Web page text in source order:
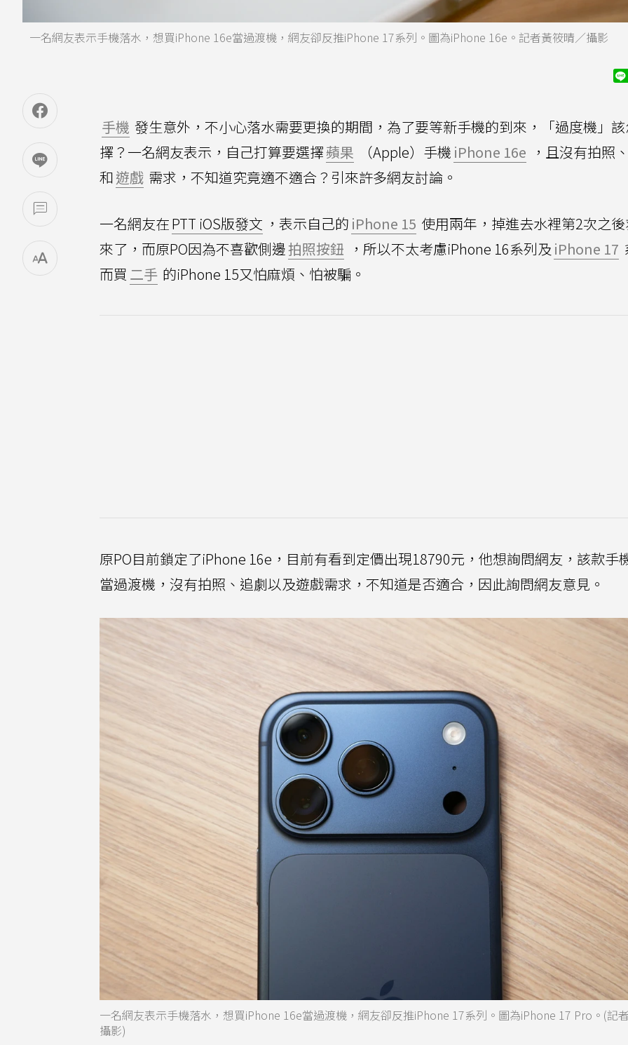
一名網友表示手機落水，想買iPhone 16e當過渡機，網友卻反推iPhone 17系列。圖為iPhone 16e。記者黃筱晴／攝影
手機 發生意外，不小心落水需要更換的期間，為了要等新手機的到來，「過度機」
擇？一名網友表示，自己打算要選擇蘋果 （Apple）手機 iPhone 16e ，且沒有拍照
和遊戲 需求，不知道究竟適不適合？引來許多網友討論。
一名網友在PTT iOS版發文 ，表示自己的 iPhone 15 使用兩年，掉進去水裡第2次之
來了，而原PO因為不喜歡側邊拍照按鈕 ，所以不太考慮iPhone 16系列及 iPhone 17
而買 二手 的iPhone 15又怕麻煩、怕被騙。
原PO目前鎖定了iPhone 16e，目前有看到定價出現18790元，他想詢問網友，該款手
當過渡機，沒有拍照、追劇以及遊戲需求，不知道是否適合，因此詢問網友意見。
一名網友表示手機落水，想買iPhone 16e當過渡機，網友卻反推iPhone 17系列。圖為iPhone 17 Pro。(記
攝影)